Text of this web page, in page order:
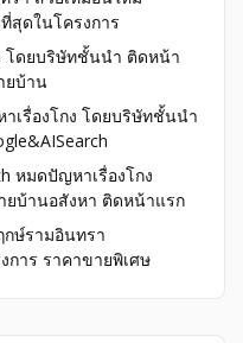
สุดในโครงการ
โดยบริษัทชั้นนำ ติดหน้า
ยบ้าน
รื่องโกง โดยบริษัทชั้นนำ
หมดปัญหาเรื่องโกง
บ้านอสังหา ติดหน้าแรก
ษ์รามอินทรา
การ ราคาขายพิเศษ